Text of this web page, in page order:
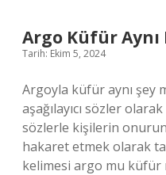
Argo Küfür Aynı
Tarih: Ekim 5, 2024
Argoyla küfür aynı şey
aşağılayıcı sözler
sözlerle kişilerin
hakaret etmek olarak
kelimesi argo mu küfür